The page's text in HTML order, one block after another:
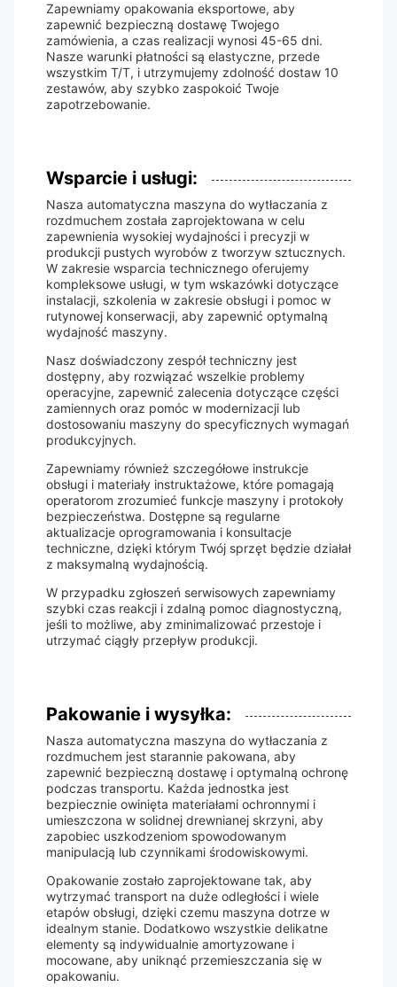
Zapewniamy opakowania eksportowe, aby
zapewnić bezpieczną dostawę Twojego
zamówienia, a czas realizacji wynosi 45-65 dni.
Nasze warunki płatności są elastyczne, przede
wszystkim T/T, i utrzymujemy zdolność dostaw 10
zestawów, aby szybko zaspokoić Twoje
zapotrzebowanie.
Wsparcie i usługi:
Nasza automatyczna maszyna do wytłaczania z
rozdmuchem została zaprojektowana w celu
zapewnienia wysokiej wydajności i precyzji w
produkcji pustych wyrobów z tworzyw sztucznych.
W zakresie wsparcia technicznego oferujemy
kompleksowe usługi, w tym wskazówki dotyczące
instalacji, szkolenia w zakresie obsługi i pomoc w
rutynowej konserwacji, aby zapewnić optymalną
wydajność maszyny.
Nasz doświadczony zespół techniczny jest
dostępny, aby rozwiązać wszelkie problemy
operacyjne, zapewnić zalecenia dotyczące części
zamiennych oraz pomóc w modernizacji lub
dostosowaniu maszyny do specyficznych wymagań
produkcyjnych.
Zapewniamy również szczegółowe instrukcje
obsługi i materiały instruktażowe, które pomagają
operatorom zrozumieć funkcje maszyny i protokoły
bezpieczeństwa. Dostępne są regularne
aktualizacje oprogramowania i konsultacje
techniczne, dzięki którym Twój sprzęt będzie działał
z maksymalną wydajnością.
W przypadku zgłoszeń serwisowych zapewniamy
szybki czas reakcji i zdalną pomoc diagnostyczną,
jeśli to możliwe, aby zminimalizować przestoje i
utrzymać ciągły przepływ produkcji.
Pakowanie i wysyłka:
Nasza automatyczna maszyna do wytłaczania z
rozdmuchem jest starannie pakowana, aby
zapewnić bezpieczną dostawę i optymalną ochronę
podczas transportu. Każda jednostka jest
bezpiecznie owinięta materiałami ochronnymi i
umieszczona w solidnej drewnianej skrzyni, aby
zapobiec uszkodzeniom spowodowanym
manipulacją lub czynnikami środowiskowymi.
Opakowanie zostało zaprojektowane tak, aby
wytrzymać transport na duże odległości i wiele
etapów obsługi, dzięki czemu maszyna dotrze w
idealnym stanie. Dodatkowo wszystkie delikatne
elementy są indywidualnie amortyzowane i
mocowane, aby uniknąć przemieszczania się w
opakowaniu.